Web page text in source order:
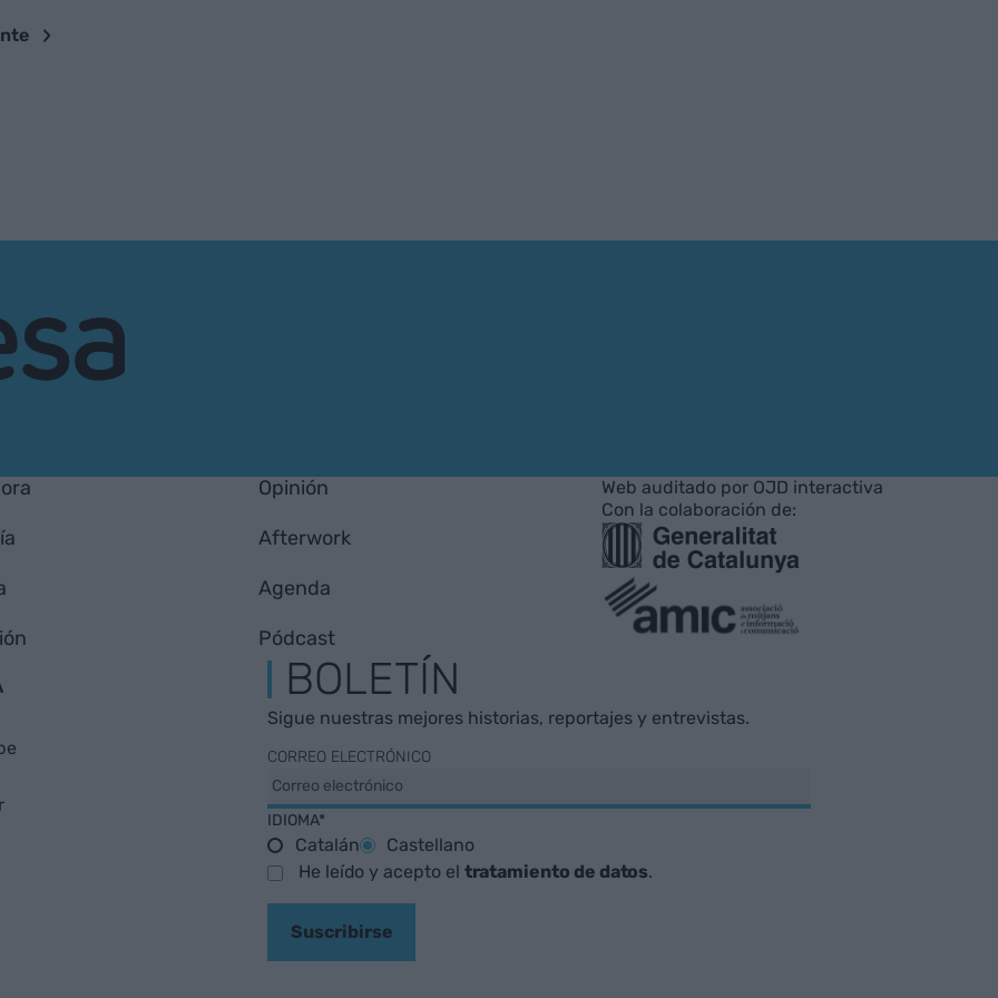
Opinión
Afterwork
Agenda
Pódcast
Web auditado por OJD interactiva
Con la colaboración de:
BOLETÍN
Sigue nuestras mejores historias, reportajes y entrevistas.
CORREO ELECTRÓNICO
IDIOMA*
Catalán
Castellano
He leído y acepto el tratamiento de datos.
Suscribirse